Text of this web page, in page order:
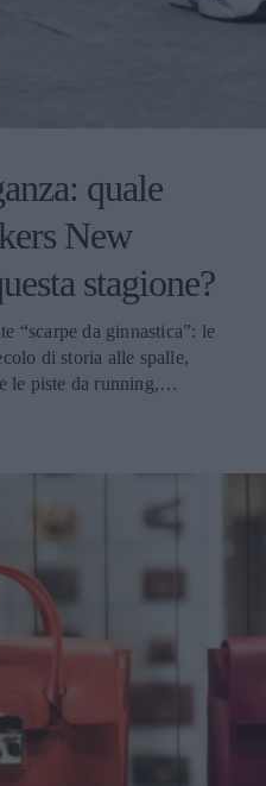
quale
New
stagione?
“scarpe da ginnastica”: le
di storia alle spalle,
le piste da running,